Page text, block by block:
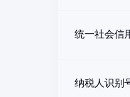
统一社会信
纳税人识别